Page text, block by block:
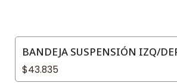
BANDEJA SUSPENSIÓN IZQ/
$43.835